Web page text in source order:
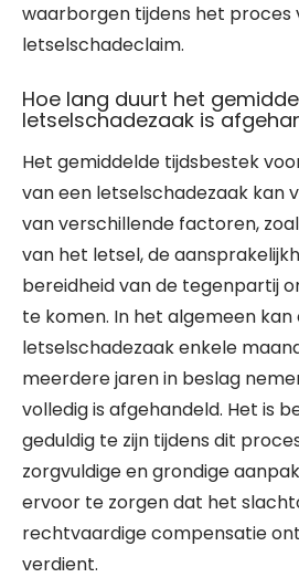
waarborgen tijdens het proces
letselschadeclaim.
Hoe lang duurt het
letselschadezaak is
Het gemiddelde tijdsbestek
van een letselschadezaak kan
van verschillende factoren,
van het letsel, de
bereidheid van de tegenpartij
te komen. In het algemeen kan
letselschadezaak enkele
meerdere jaren in beslag
volledig is afgehandeld. Het is
geduldig te zijn tijdens dit
zorgvuldige en grondige
ervoor te zorgen dat het
rechtvaardige compensatie
verdient.